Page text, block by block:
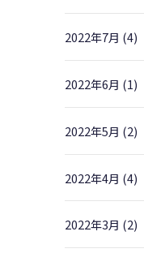
2022年7月 (4)
2022年6月 (1)
2022年5月 (2)
2022年4月 (4)
2022年3月 (2)